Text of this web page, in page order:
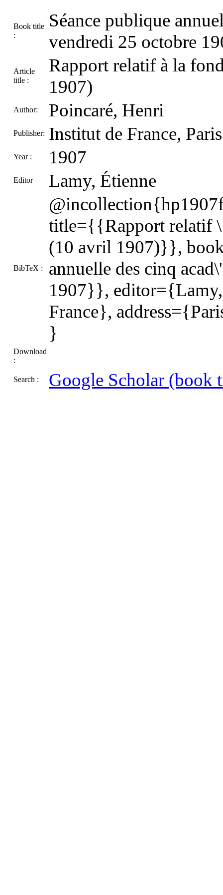
Book title
:
Séance publique
vendredi 25 octobre
Article
title :
Rapport relatif à la
1907)
Author: Poincaré, Henri
Publisher: Institut de France, Paris
Year : 1907
Editor Lamy, Étienne
BibTeX :
title={{Rapport relatif
(10 avril 1907)}},
annuelle des cinq
1907}},
France},
}
Download
:
Search : Google Scholar (book